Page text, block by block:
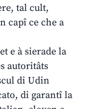
tal cult,
capî ce che a
e à sierade la
autoritâts
di Udin
di garantî la